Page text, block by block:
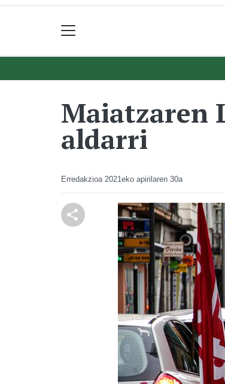
Maiatzaren
aldarri
Erredakzioa 2021eko apirilaren 30a